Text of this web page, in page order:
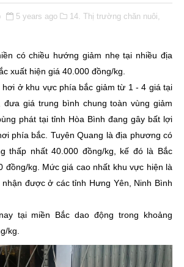
5 years ago 14. Thị trường chăn nuôi,
có chiều hướng giảm nhẹ tại nhiều địa
xuất hiện giá 40.000 đồng/kg.
hơi ở khu vực phía bắc giảm từ 1 - 4 giá tại
đưa giá trung bình chung toàn vùng giảm
phát tại tỉnh Hòa Bình đang gây bất lợi
phía bắc. Tuyên Quang là địa phương có
thấp nhất 40.000 đồng/kg, kế đó là Bắc
đồng/kg. Mức giá cao nhất khu vực hiện là
được ở các tỉnh Hưng Yên, Ninh Bình
tại miền Bắc dao động trong khoảng
kg.